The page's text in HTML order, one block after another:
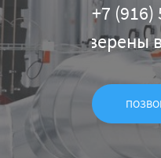
+7 (916)
в